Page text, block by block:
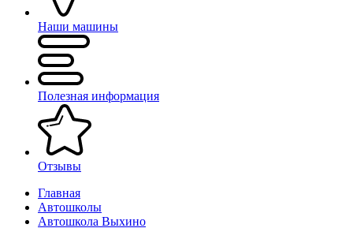
Наши машины
Полезная информация
Отзывы
Главная
Автошколы
Автошкола Выхино